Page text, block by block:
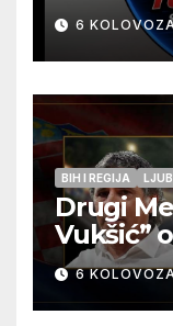
na
6
BIH I REGIJA
Drugi
Vukšić”
12.
6